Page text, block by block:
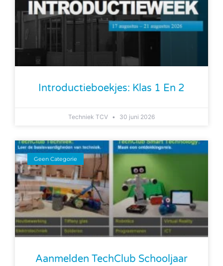
Introductieboekjes: Klas 1 En 2
Techniek TCV 30 juni 2026
Geen Categorie
Aanmelden TechClub Schooljaar